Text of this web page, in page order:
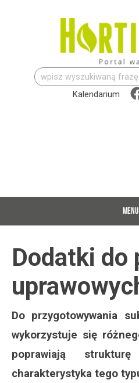
Szukaj:
Kalendarium
MENU
Dodatki do
Do przygotowywania
wykorzystuje się
poprawiają
charakterystyka tego